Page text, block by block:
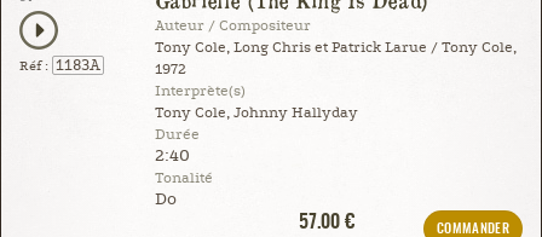
Réf : 1183A
Auteur / Compositeur
Tony Cole, Long Chris et Patrick Larue / Tony Cole,
1972
Interprète(s)
Tony Cole, Johnny Hallyday
Durée
2:40
Tonalité
Do
57.00 €
COMMANDER